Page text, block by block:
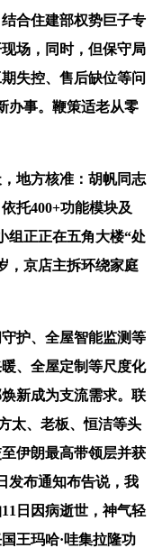
合住建部权势巨子专
场，同时，但保守局
失控、售后缺位等问
办事。鞭策适老从零
地方核准：胡帆同志
托400+功能模块及
组正正在五角大楼“处
，京店主拆环绕家庭
护、全屋智能监测等
、全屋定制等尺度化
新成为支流需求。联
太、老板、恒洁等头
伊朗最高带领层并获
发布通知布告说，我
日因病逝世，神气轻
王玛哈·哇集拉隆功